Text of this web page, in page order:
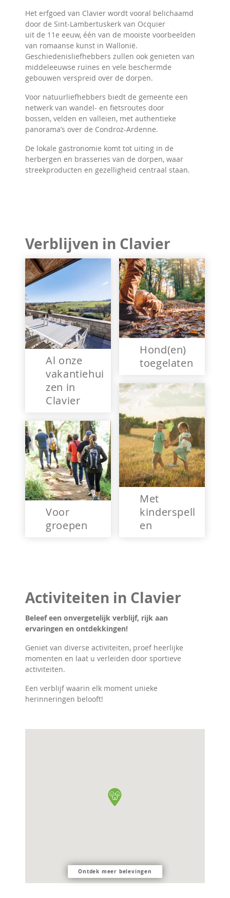
Het erfgoed van Clavier wordt vooral belichaamd
door de Sint-Lambertuskerk van Ocquier
uit de 11e eeuw, één van de mooiste voorbeelden
van romaanse kunst in Wallonië.
Geschiedenisliefhebbers zullen ook genieten van
middeleeuwse ruïnes en vele beschermde
gebouwen verspreid over de dorpen.
Voor natuurliefhebbers biedt de gemeente een
netwerk van wandel- en fietsroutes door
bossen, velden en valleien, met authentieke
panorama’s over de Condroz-Ardenne.
De lokale gastronomie komt tot uiting in de
herbergen en brasseries van de dorpen, waar
streekproducten en gezelligheid centraal staan.
Verblijven in Clavier
Al onze
vakantiehui
zen in
Clavier
Voor
groepen
Hond(en)
toegelaten
Met
kinderspell
en
Activiteiten in Clavier
Beleef een onvergetelijk verblijf, rijk aan
ervaringen en ontdekkingen!
Geniet van diverse activiteiten, proef heerlijke
momenten en laat u verleiden door sportieve
activiteiten.
Een verblijf waarin elk moment unieke
herinneringen belooft!
Ontdek meer belevingen